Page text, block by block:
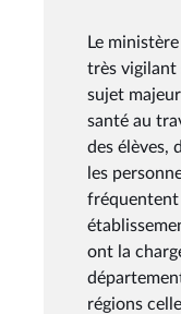
Le
très vigilant
sujet
santé au
des élèves,
les
fréquentent
ont la
régions